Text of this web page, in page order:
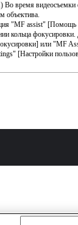
Во время видеосъемки
объектива.
"MF assist"
кольца
или "MF
[Настройки